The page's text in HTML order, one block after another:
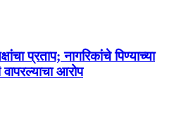
प्रताप; नागरिकांचे पिण्याच्या
आरोप